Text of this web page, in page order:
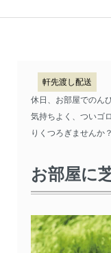
軒先渡し配送
休日、お部屋でのん
気持ちよく、ついゴ
りくつろぎませんか？
お部屋に